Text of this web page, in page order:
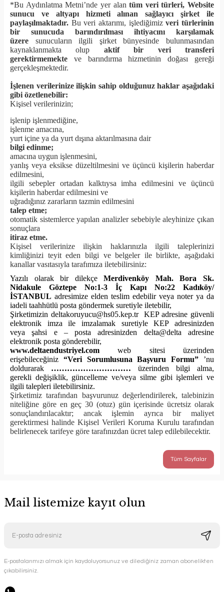
*Bu Aydınlatma Metni’nde yer alantüm veri türleri, Website
sunucu ve altyapı hizmeti alınan sağlayıcı şirket ile
paylaşılmaktadır. Bu veri aktarımı, işlediğimizveri türlerinin
bir sunucuda barındırılması ihtiyacını karşılamak
üzere sunucuların ilgili şirket bünyesinde bulunmasından
kaynaklanmakta olup aktif bir veri transferi
gerektirmemekte ve barındırma hizmetinin doğası gereği
gerçekleşmektedir.
İşlenen verilerinize ilişkin sahip olduğunuz haklar aşağıdaki
gibi özetlenebilir:
Kişisel verilerinizin;
işlenip işlenmediğine,
işlenme amacına,
yurt içine ya da yurt dışına aktarılmasına dair
bilgi edinme;
amacına uygun işlenmesini,
yanlış veya eksikse düzeltilmesini ve üçüncü kişilerin haberdar
edilmesini,
ilgili sebepler ortadan kalktıysa imha edilmesini ve üçüncü
kişilerin haberdar edilmesini ve
uğradığınız zararların tazmin edilmesini
talep etme;
otomatik sistemlerce yapılan analizler sebebiyle aleyhinize çıkan
sonuçlara
itiraz etme.
Kişisel verilerinize ilişkin haklarınızla ilgili taleplerinizi
kimliğinizi teyit eden bilgi ve belgeler ile birlikte, aşağıdaki
kanallar vasıtasıyla tarafımıza iletebilirsiniz:
Yazılı olarak bir dilekçeMerdivenköy Mah. Bora Sk.
Nidakule Göztepe No:1-3 İç Kapı No:22 Kadıköy/
İSTANBUL adresimize elden teslim edebilir veya noter ya da
iadeli taahhütlü posta göndermek suretiyle iletebilir,
Şirketimizin deltakoruyucu@hs05.kep.tr
KEP adresine güvenli
elektronik imza ile imzalamak suretiyle KEP adresinizden
veyaşahsi e – posta adresinizden delta@delta
adresine
elektronik posta gönderebilir,
www.deltaendustriyel.com web sitesi üzerinden
erişebileceğiniz “Veri Sorumlusuna Başvuru Formu” ’nu
doldurarak
………………………… üzerinden bilgi alma,
gerekli değişiklik, güncelleme ve/veya silme gibi işlemleri ve
ilgili talepleri iletebilirsiniz.
Şirketimiz tarafından başvurunuz değerlendirilerek, talebinizin
niteliğine göre en geç 30 (otuz) gün içerisinde ücretsiz olarak
sonuçlandırılacaktır; ancak işlemin ayrıca bir maliyet
gerektirmesi halinde Kişisel Verileri Koruma Kurulu tarafından
belirlenecek tarifeye göre tarafınızdan ücret talep edilebilecektir.
Tüm Sayfalar
Mail listemize kayıt olun
E-postalarımızı almak için kaydoluyorsunuz ve dilediğiniz zaman abonelikten
çıkabilirsiniz.